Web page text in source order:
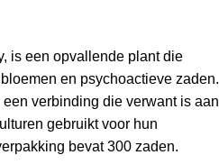
is een opvallende plant die
en psychoactieve zaden.
verbinding die verwant is aan
gebruikt voor hun
bevat 300 zaden.